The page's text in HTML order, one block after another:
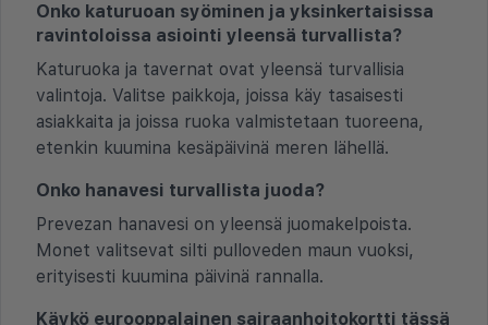
Onko katuruoan syöminen ja yksinkertaisissa
ravintoloissa asiointi yleensä turvallista?
Katuruoka ja tavernat ovat yleensä turvallisia
valintoja. Valitse paikkoja, joissa käy tasaisesti
asiakkaita ja joissa ruoka valmistetaan tuoreena,
etenkin kuumina kesäpäivinä meren lähellä.
Onko hanavesi turvallista juoda?
Prevezan hanavesi on yleensä juomakelpoista.
Monet valitsevat silti pulloveden maun vuoksi,
erityisesti kuumina päivinä rannalla.
Käykö eurooppalainen sairaanhoitokortti tässä